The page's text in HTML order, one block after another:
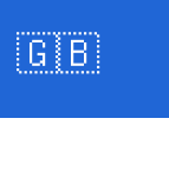
🇬🇧